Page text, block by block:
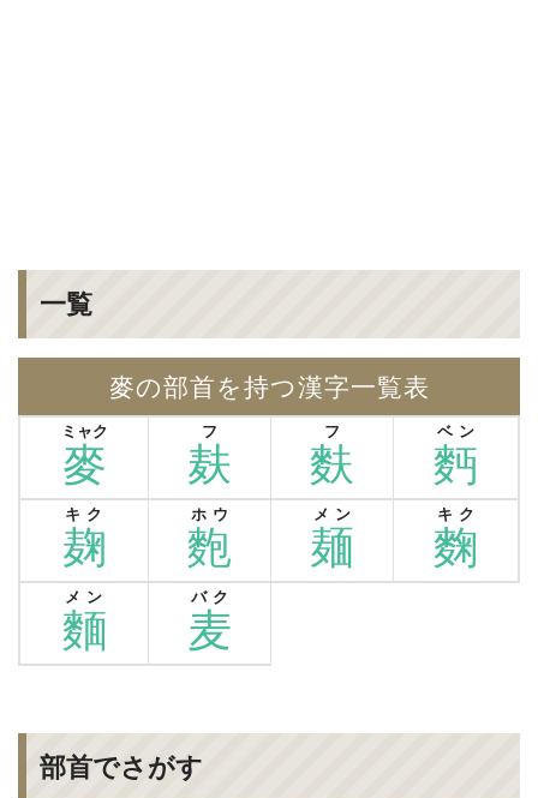
一覧
麥の部首を持つ漢字一覧表
麥
ミャク
麸
フ
麩
フ
麪
ベン
麹
キク
麭
ホウ
麺
メン
麴
キク
麵
メン
麦
バク
部首でさがす